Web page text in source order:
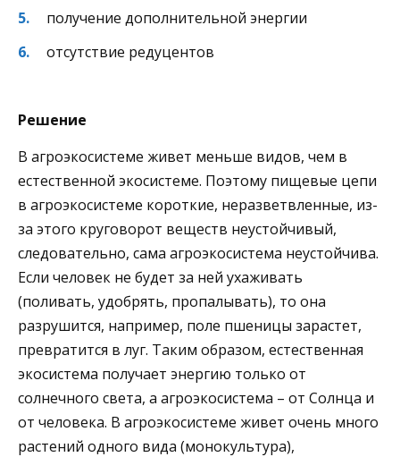
получение дополнительной энергии
отсутствие редуцентов
Решение
В агроэкосистеме живет меньше видов, чем в
естественной экосистеме. Поэтому пищевые цепи
в агроэкосистеме короткие, неразветвленные, из-
за этого круговорот веществ неустойчивый,
следовательно, сама агроэкосистема неустойчива.
Если человек не будет за ней ухаживать
(поливать, удобрять, пропалывать), то она
разрушится, например, поле пшеницы зарастет,
превратится в луг. Таким образом, естественная
экосистема получает энергию только от
солнечного света, а агроэкосистема – от Солнца и
от человека. В агроэкосистеме живет очень много
растений одного вида (монокультура),